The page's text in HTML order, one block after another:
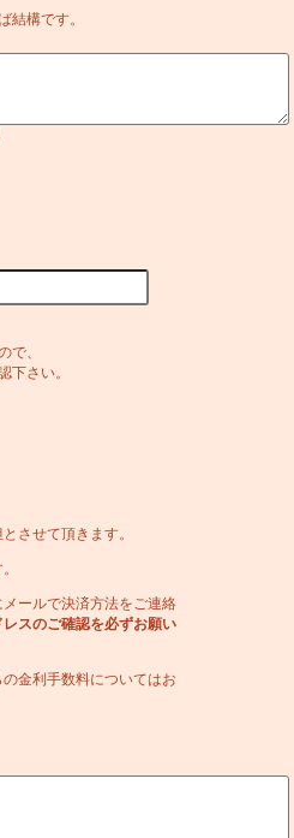
結構です。
で、
下さい。
させて頂きます。
ールで決済方法をご連絡
スのご確認を必ずお願い
金利手数料についてはお